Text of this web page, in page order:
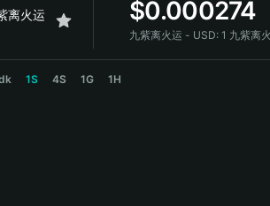
离火运 $0.000274
九紫离火运 - USD: 1 九紫离
1S 4S 1G 1H